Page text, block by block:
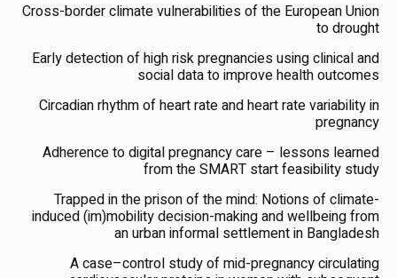
Cross-border climate vulnerabilities of the European Union
to drought
Early detection of high risk pregnancies using clinical and
social data to improve health outcomes
Circadian rhythm of heart rate and heart rate variability in
pregnancy
Adherence to digital pregnancy care – lessons learned
from the SMART start feasibility study
Trapped in the prison of the mind: Notions of climate-
induced (im)mobility decision-making and wellbeing from
an urban informal settlement in Bangladesh
A case–control study of mid-pregnancy circulating